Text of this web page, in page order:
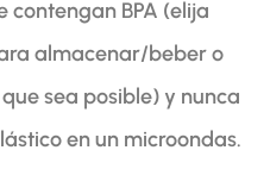
contengan BPA (elija
almacenar/beber o
sea posible) y nunca
en un microondas.